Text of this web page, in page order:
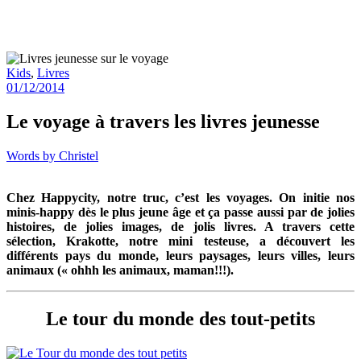
Kids, Livres
01/12/2014
Le voyage à travers les livres jeunesse
Words by Christel
Chez Happycity, notre truc, c’est les voyages. On initie nos
minis-happy dès le plus jeune âge et ça passe aussi par de jolies
histoires, de jolies images, de jolis livres. A travers cette
sélection, Krakotte, notre mini testeuse, a découvert les
différents pays du monde, leurs paysages, leurs villes, leurs
animaux (« ohhh les animaux, maman!!!).
Le tour du monde des tout-petits